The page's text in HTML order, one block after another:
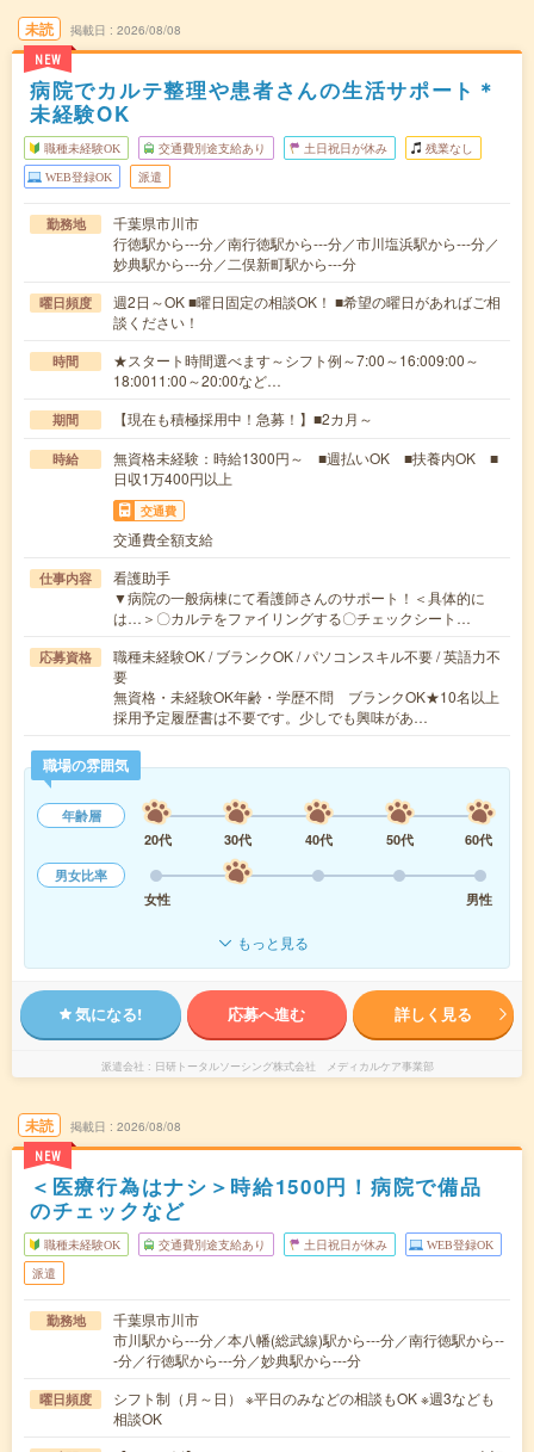
未読
NEW
掲載日 2026/08/08
病院でカルテ整理や患者さんの生活サポート＊
未経験OK
職種未経験OK 交通費別途支給あり 土日祝日が休み 残業なし
WEB登録OK 派遣
勤務地
千葉県市川市
行徳駅から---分／南行徳駅から---分／市川塩浜駅から---分／
妙典駅から---分／二俣新町駅から---分
曜日頻度
週2日～OK ■曜日固定の相談OK！ ■希望の曜日があればご相
談ください！
時間
★スタート時間選べます～シフト例～7:00～16:009:00～
18:0011:00～20:00など…
期間 【現在も積極採用中！急募！】■2カ月～
時給
無資格未経験：時給1300円～ ■週払いOK ■扶養内OK ■
日収1万400円以上
交通費
交通費全額支給
仕事内容
看護助手
▼病院の一般病棟にて看護師さんのサポート！＜具体的に
は…＞〇カルテをファイリングする〇チェックシート…
応募資格
職種未経験OK / ブランクOK / パソコンスキル不要 / 英語力不
要
無資格・未経験OK年齢・学歴不問 ブランクOK★10名以上
採用予定履歴書は不要です。少しでも興味があ…
職場の雰囲気
年齢層
20代
30代 40代 50代
60代
男女比率
女性
男性
もっと見る
気になる! 応募へ進む 詳しく見る
派遣会社 日研トータルソーシング株式会社 メディカルケア事業部
未読
NEW
掲載日 2026/08/08
＜医療行為はナシ＞時給1500円！病院で備品
のチェックなど
職種未経験OK 交通費別途支給あり 土日祝日が休み WEB登録OK
派遣
勤務地
千葉県市川市
市川駅から---分／本八幡(総武線)駅から---分／南行徳駅から--
-分／行徳駅から---分／妙典駅から---分
曜日頻度
シフト制（月～日） ※平日のみなどの相談もOK ※週3なども
相談OK